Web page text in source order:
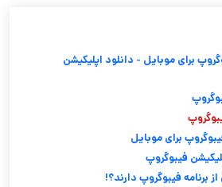
برای موبایل - دانلود اپلیکیشن